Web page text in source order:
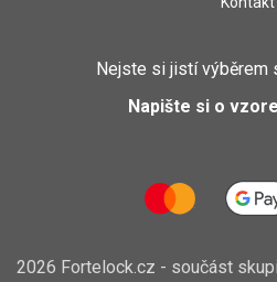
Nejste si jistí výběrem
Napište si o
2026 Fortelock.cz - součást